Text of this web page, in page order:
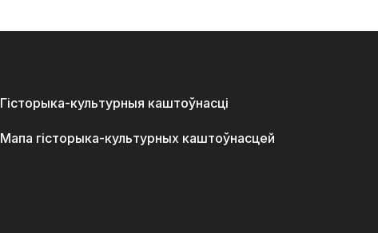
Гісторыка-культурныя каштоўнасці
Мапа гісторыка-культурных каштоўнасцей